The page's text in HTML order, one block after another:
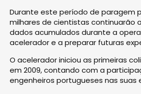
Durante este período de paragem
milhares de cientistas continuarão
dados acumulados durante a
acelerador e a preparar futuras
O acelerador iniciou as primeiras
em 2009, contando com a
engenheiros portugueses nas suas